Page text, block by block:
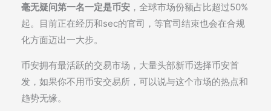
毫无疑问第一名一定是币安 ，全球市场份额占比超过50%
起。目前正在经历和sec的官司，等官司结束也会在合规
化方面迈出一大步。
币安拥有最活跃的交易市场，大量头部新币选择币安首
发，如果你不用币安交易所，可以说与这个市场的热点和
趋势无缘。